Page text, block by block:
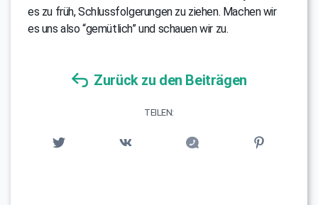
es zu früh, Schlussfolgerungen zu ziehen. Machen wir
es uns also “gemütlich” und schauen wir zu.
Zurück zu den Beiträgen
TEILEN: